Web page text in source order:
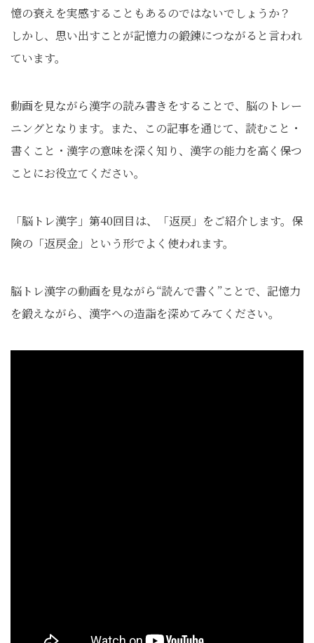
憶の衰えを実感することもあるのではないでしょうか？
しかし、思い出すことが記憶力の鍛錬につながると言われ
ています。
動画を見ながら漢字の読み書きをすることで、脳のトレー
ニングとなります。また、この記事を通じて、読むこと・
書くこと・漢字の意味を深く知り、漢字の能力を高く保つ
ことにお役立てください。
「脳トレ漢字」第40回目は、「返戻」をご紹介します。保
険の「返戻金」という形でよく使われます。
脳トレ漢字の動画を見ながら“読んで書く”ことで、記憶力
を鍛えながら、漢字への造詣を深めてみてください。